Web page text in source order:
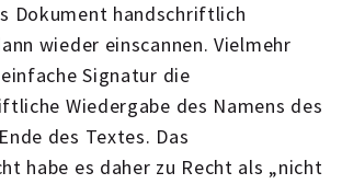
Dokument handschriftlich
wieder einscannen. Vielmehr
Signatur die
Wiedergabe des Namens des
des Textes. Das
habe es daher zu Recht als „nicht